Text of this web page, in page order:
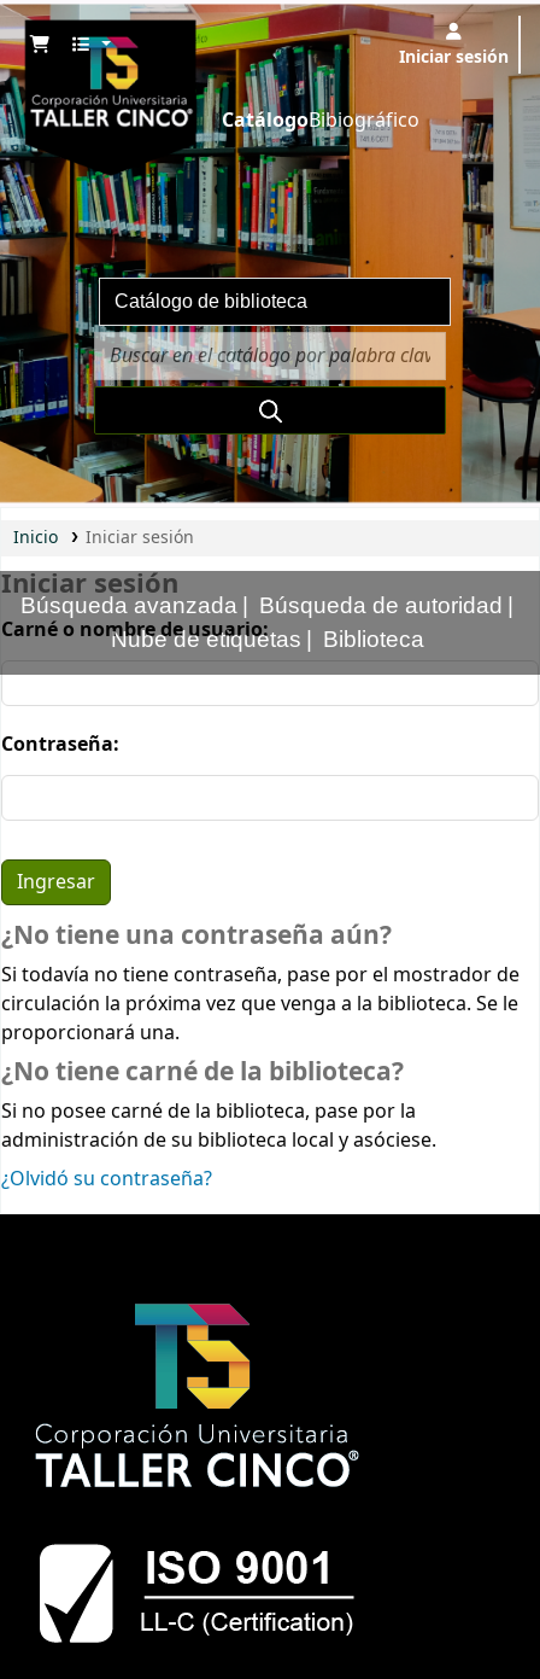
Iniciar sesión
CatálogoBibiográfico
Búsqueda avanzada
Búsqueda de autoridad
Nube de etiquetas
Biblioteca
Inicio Iniciar sesión
Iniciar sesión
Carné o nombre de usuario:
Contraseña:
¿No tiene una contraseña aún?
Si todavía no tiene contraseña, pase por el mostrador de
circulación la próxima vez que venga a la biblioteca. Se le
proporcionará una.
¿No tiene carné de la biblioteca?
Si no posee carné de la biblioteca, pase por la
administración de su biblioteca local y asóciese.
¿Olvidó su contraseña?